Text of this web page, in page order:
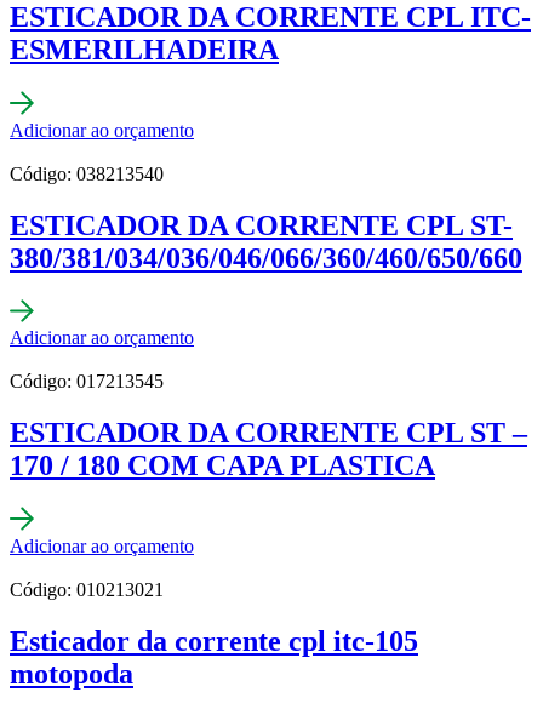
ESTICADOR DA CORRENTE CPL ITC-
ESMERILHADEIRA
Adicionar ao orçamento
Código: 038213540
ESTICADOR DA CORRENTE CPL ST-
380/381/034/036/046/066/360/460/650/660
Adicionar ao orçamento
Código: 017213545
ESTICADOR DA CORRENTE CPL ST –
170 / 180 COM CAPA PLASTICA
Adicionar ao orçamento
Código: 010213021
Esticador da corrente cpl itc-105
motopoda